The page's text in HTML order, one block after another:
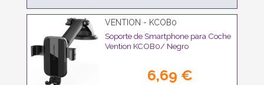
VENTION - KCOB0
Soporte de Smartphone para Coche
Vention KCOB0/ Negro
6,69 €